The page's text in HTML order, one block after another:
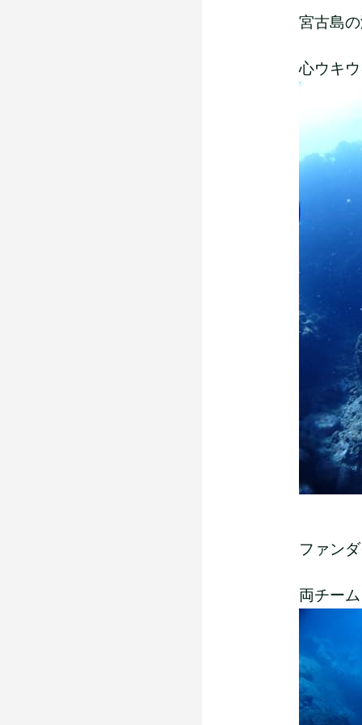
宮古島
心ウキ
ファン
両チー